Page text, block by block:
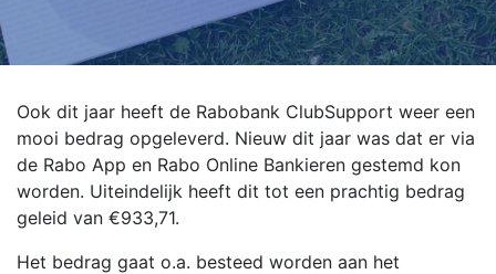
Ook dit jaar heeft de Rabobank ClubSupport weer een
mooi bedrag opgeleverd. Nieuw dit jaar was dat er via
de Rabo App en Rabo Online Bankieren gestemd kon
worden. Uiteindelijk heeft dit tot een prachtig bedrag
geleid van €933,71.
Het bedrag gaat o.a. besteed worden aan het